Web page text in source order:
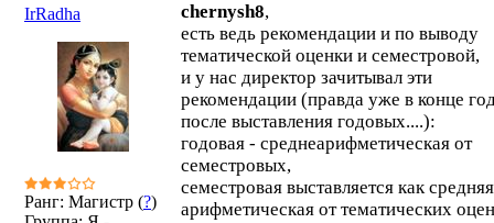
IrRadha
Ранг: Магистр (?)
chernysh8,
есть ведь рекомендации и по выводу
тематической оценки и семестровой,
и у нас директор зачитывал эти
рекомендации (правда уже в конце
после выставления годовых....):
годовая - среднеарифметическая от
семестровых,
семестровая выставляется как средняя
арифметическая от тематических